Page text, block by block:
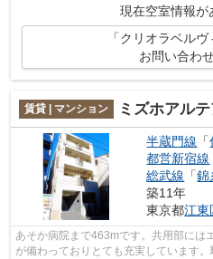
現在空室情報が
「クリオラベル
お問い合わ
賃貸 | マンション ミズホアル
半蔵門線 「
都営新宿線
総武線 「錦
築11年
東京都江東
あそか病院まで463mです。共用部には
が備わっておりとても充実しています